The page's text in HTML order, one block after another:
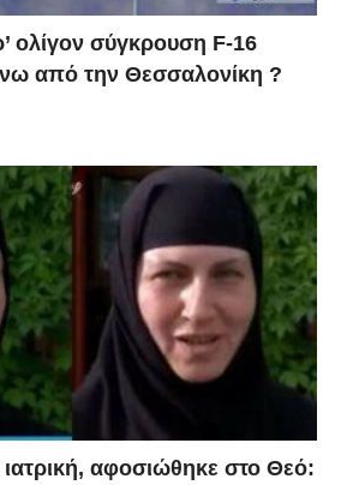
ολίγον σύγκρουση F-16
από την Θεσσαλονίκη ?
αφοσιώθηκε στο Θεό: